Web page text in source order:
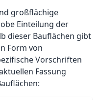
großflächige
Einteilung der
dieser Bauflächen gibt
Form von
Vorschriften
Fassung